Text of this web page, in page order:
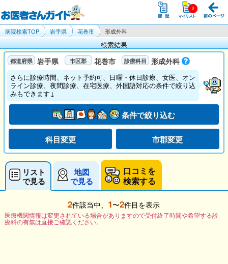
病院検索TOP 岩手県 花巻市 形成外科
検索結果
岩手県 花巻市 形成外科
さらに診療時間、ネット予約可、日曜・休日診療、女医、オン
ライン診療、夜間診療、在宅医療、外国語対応の条件で絞り込
みもできます↓
条件で絞り込む
科目変更 市郡変更
リスト
で見る
地図
で見る
口コミを
検索する
2件該当中、 1〜2件目を表示
医療機関情報は変更されている場合がありますので受付終了時間や希望する診
療科の有無は直接ご確認ください。